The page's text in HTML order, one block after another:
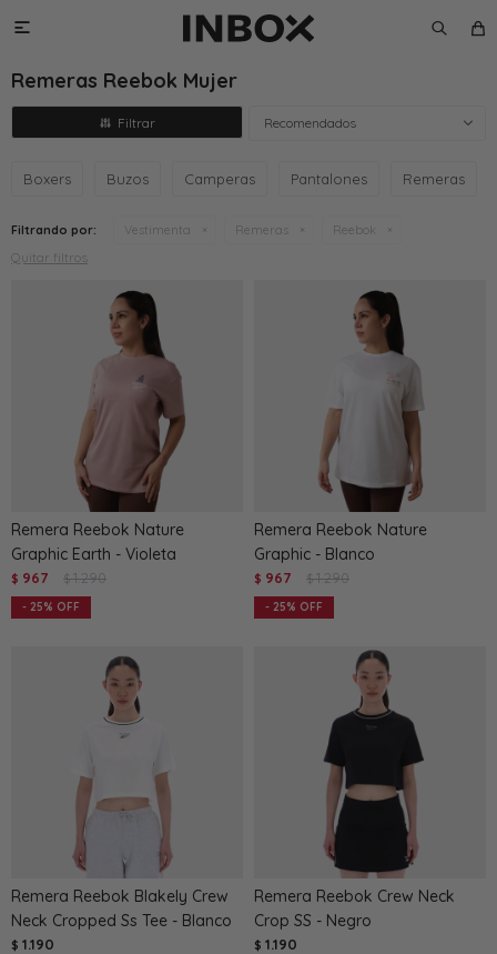

Remeras Reebok Mujer
Recomendados
Boxers Buzos Camperas Pantalones Remeras
Filtrando por: Vestimenta Remeras Reebok
Quitar filtros
Remera Reebok Nature
Graphic Earth - Violeta
$ 967 $ 1.290
25
Remera Reebok Nature
Graphic - Blanco
$ 967 $ 1.290
25
Remera Reebok Blakely Crew
Neck Cropped Ss Tee - Blanco
$ 1.190
Remera Reebok Crew Neck
Crop SS - Negro
$ 1.190